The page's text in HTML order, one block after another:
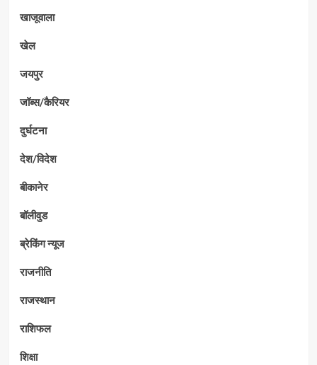
खाजूवाला
खेल
जयपुर
जॉब्स/कैरियर
दुर्घटना
देश/विदेश
बीकानेर
बॉलीवुड
ब्रेकिंग न्यूज
राजनीति
राजस्थान
राशिफल
शिक्षा